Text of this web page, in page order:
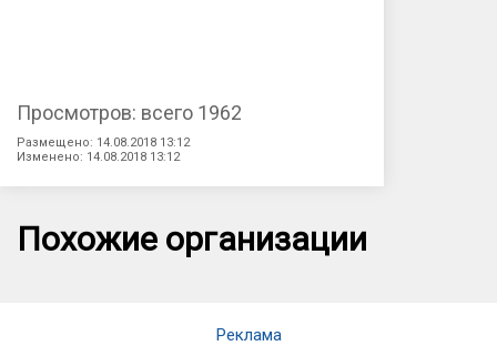
Просмотров: всего 1962
Размещено: 14.08.2018 13:12
Изменено: 14.08.2018 13:12
Похожие организации
Реклама